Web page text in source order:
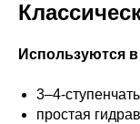
Используются
3–4-
простая